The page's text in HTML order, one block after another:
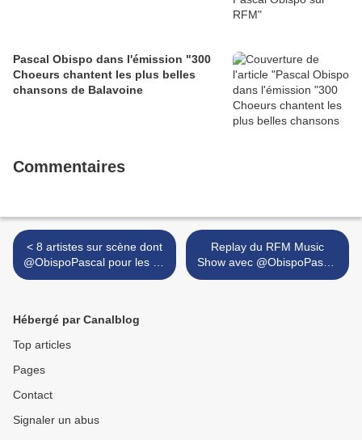
Pascal Obispo dans l'émission "300
Choeurs chantent les plus belles
chansons de Balavoine
Commentaires
< 8 artistes sur scène dont
@ObispoPascal pour les 20
ans des Vendanges du
Replay du RFM Music
Show avec @ObispoPascal
le 14 aout sur D8 ! >
Hébergé par Canalblog
Top articles
Pages
Contact
Signaler un abus